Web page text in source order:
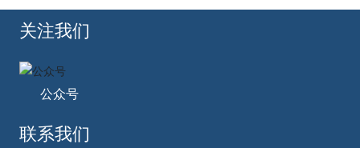
联系我们
关注我们
公众号